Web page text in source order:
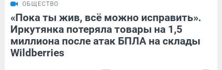
ОБЩЕСТВО
«Пока ты жив, всё можно исправить».
Иркутянка потеряла товары на 1,5
миллиона после атак БПЛА на склады
Wildberries